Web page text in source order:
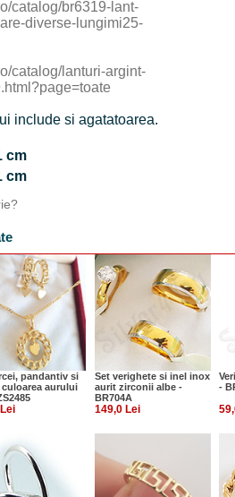
catalog/br6319-lant-
diverse-lungimi25-
catalog/lanturi-argint-
include si agatatoarea.
cm
cm
pandantiv si
aurului
Set verighete si inel inox
aurit zirconii albe -
BR704A
-
149,0 Lei